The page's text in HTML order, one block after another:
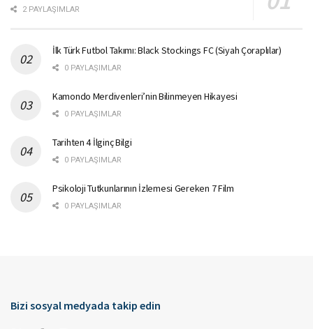
2 PAYLAŞIMLAR
İlk Türk Futbol Takımı: Black Stockings FC (Siyah Çoraplılar)
0 PAYLAŞIMLAR
Kamondo Merdivenleri’nin Bilinmeyen Hikayesi
0 PAYLAŞIMLAR
Tarihten 4 İlginç Bilgi
0 PAYLAŞIMLAR
Psikoloji Tutkunlarının İzlemesi Gereken 7 Film
0 PAYLAŞIMLAR
Bizi sosyal medyada takip edin